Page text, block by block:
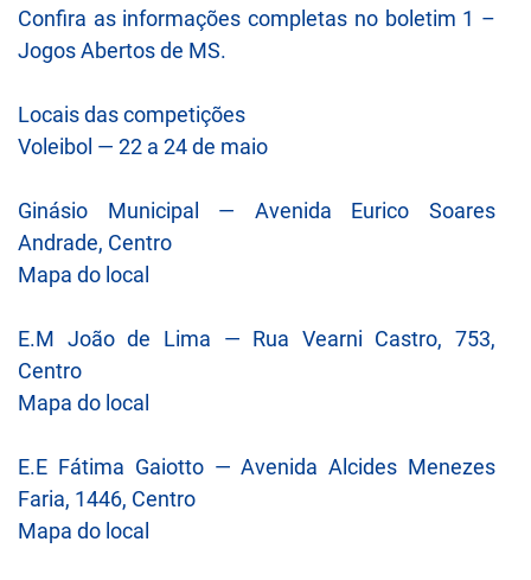
Confira as informações completas no boletim 1 –
Jogos Abertos de MS.
Locais das competições
Voleibol — 22 a 24 de maio
Ginásio Municipal — Avenida Eurico Soares
Andrade, Centro
Mapa do local
E.M João de Lima — Rua Vearni Castro, 753,
Centro
Mapa do local
E.E Fátima Gaiotto — Avenida Alcides Menezes
Faria, 1446, Centro
Mapa do local